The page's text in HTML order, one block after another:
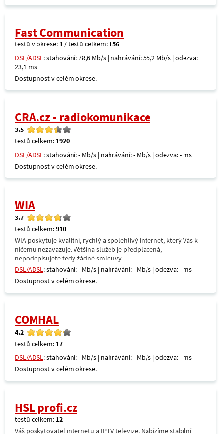
Fast Communication
testů v okrese: 1 / testů celkem: 156
DSL/ADSL: stahování: 78,6 Mb/s | nahrávání: 55,2 Mb/s | odezva:
23,1 ms
Dostupnost v celém okrese.
CRA.cz - radiokomunikace
3.5
testů celkem: 1920
DSL/ADSL: stahování: - Mb/s | nahrávání: - Mb/s | odezva: - ms
Dostupnost v celém okrese.
WIA
3.7
testů celkem:910
WIA poskytuje kvalitní, rychlý a spolehlivý internet, který Vás k
ničemu nezavazuje. Většina služeb je předplacená,
nepodepisujete tedy žádné smlouvy.
DSL/ADSL: stahování: - Mb/s | nahrávání: - Mb/s | odezva: - ms
Dostupnost v celém okrese.
COMHAL
4.2
testů celkem: 17
DSL/ADSL: stahování: - Mb/s | nahrávání: - Mb/s | odezva: - ms
Dostupnost v celém okrese.
HSL profi.cz
testů celkem: 12
Váš poskytovatel internetu a IPTV televize. Nabízíme stabilní